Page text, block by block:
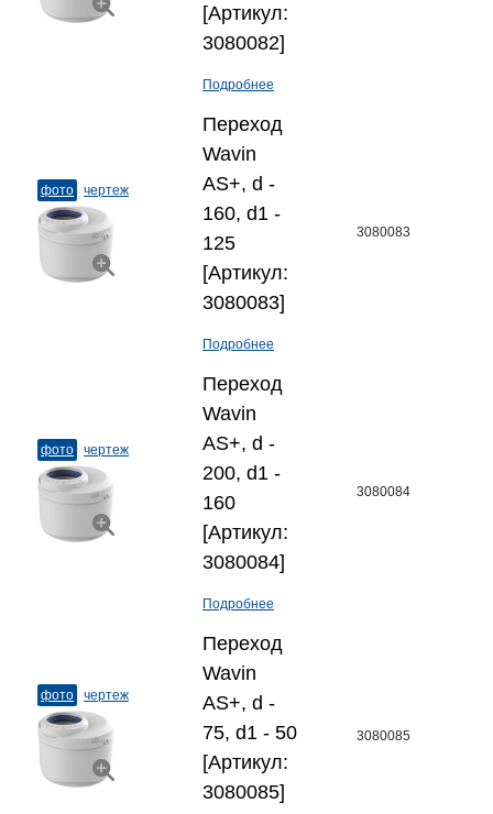
[Артикул:
3080082]
Подробнее
фото чертеж
Переход
Wavin
AS+, d -
160, d1 -
125
[Артикул:
3080083]
Подробнее
3080083
фото чертеж
Переход
Wavin
AS+, d -
200, d1 -
160
[Артикул:
3080084]
Подробнее
3080084
фото чертеж
Переход
Wavin
AS+, d -
75, d1 - 50
[Артикул:
3080085]
3080085